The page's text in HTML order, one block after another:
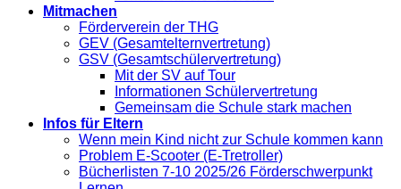
Mitmachen
Förderverein der THG
GEV (Gesamtelternvertretung)
GSV (Gesamtschülervertretung)
Mit der SV auf Tour
Informationen Schülervertretung
Gemeinsam die Schule stark machen
Infos für Eltern
Wenn mein Kind nicht zur Schule kommen kann
Problem E-Scooter (E-Tretroller)
Bücherlisten 7-10 2025/26 Förderschwerpunkt